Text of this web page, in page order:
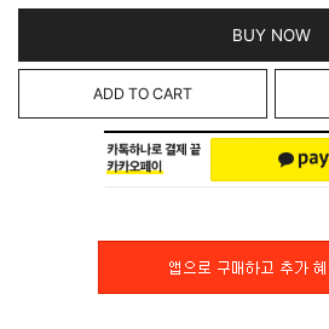
BUY NOW
ADD TO CART